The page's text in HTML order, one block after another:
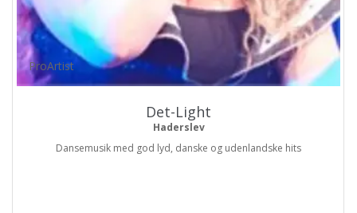
ProArtist
Det-Light
Haderslev
Dansemusik med god lyd, danske og udenlandske hits